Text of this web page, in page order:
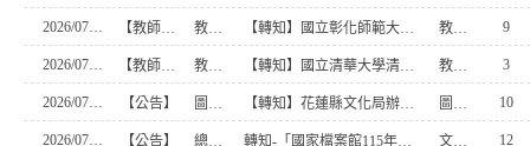
2026/07/24 【教師研習】 教學組 【轉知】國立彰化師範大學進修學院推廣教育課程簡章 教務處書記 9
2026/07/24 【教師研習】 教學組 【轉知】國立清華大學清華光罩教育研究中心辦理2026「清華光罩教學獎」 教務處書記 3
2026/07/22 【公告】 圖書館 【轉知】花蓮縣文化局辦理「115年公共圖書館推動-越讀者聯盟-青少年讀書會」活動 圖書館職員 10
2026/07/21 【公告】 總務處 轉知-「國家檔案館115年志工召募」 文書組長 12